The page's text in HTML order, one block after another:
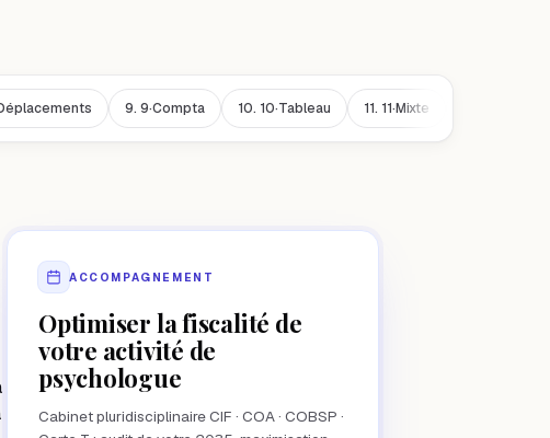
9. 9·Compta 10. 10·Tableau 11. 11·Mixte
ACCOMPAGNEMENT
Optimiser la fiscalité de
votre activité de
psychologue
Cabinet pluridisciplinaire CIF · COA · COBSP ·